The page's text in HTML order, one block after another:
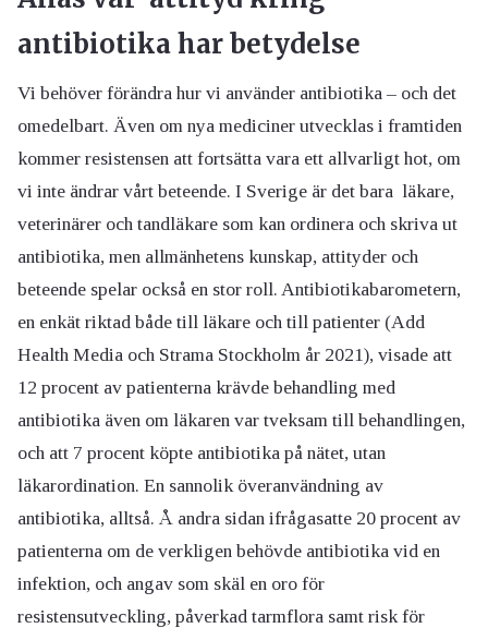
antibiotika har betydelse
Vi behöver förändra hur vi använder antibiotika – och det
omedelbart. Även om nya mediciner utvecklas i framtiden
kommer resistensen att fortsätta vara ett allvarligt hot, om
vi inte ändrar vårt beteende. I Sverige är det bara läkare,
veterinärer och tandläkare som kan ordinera och skriva ut
antibiotika, men allmänhetens kunskap, attityder och
beteende spelar också en stor roll. Antibiotikabarometern,
en enkät riktad både till läkare och till patienter (Add
Health Media och Strama Stockholm år 2021), visade att
12 procent av patienterna krävde behandling med
antibiotika även om läkaren var tveksam till behandlingen,
och att 7 procent köpte antibiotika på nätet, utan
läkarordination. En sannolik överanvändning av
antibiotika, alltså. Å andra sidan ifrågasatte 20 procent av
patienterna om de verkligen behövde antibiotika vid en
infektion, och angav som skäl en oro för
resistensutveckling, påverkad tarmflora samt risk för